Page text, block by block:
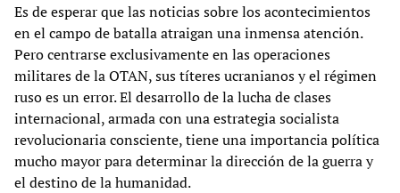
Es de esperar que las noticias sobre los acontecimientos
en el campo de batalla atraigan una inmensa atención.
Pero centrarse exclusivamente en las operaciones
militares de la OTAN, sus títeres ucranianos y el régimen
ruso es un error. El desarrollo de la lucha de clases
internacional, armada con una estrategia socialista
revolucionaria consciente, tiene una importancia política
mucho mayor para determinar la dirección de la guerra y
el destino de la humanidad.